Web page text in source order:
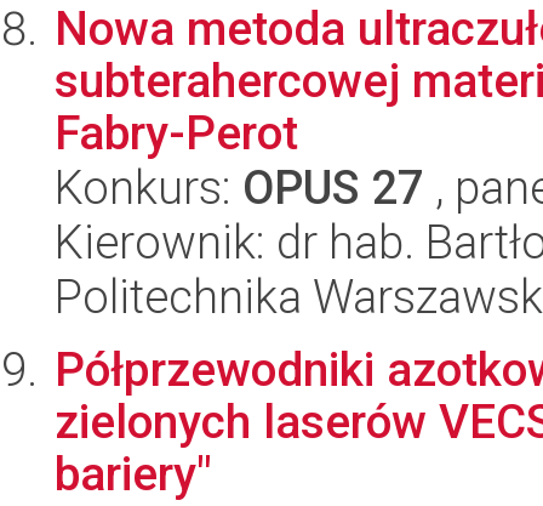
Nowa metoda
subterahercowej
Fabry-Perot
Konkurs: OPUS 27 ,
Kierownik: dr hab.
Politechnika
Półprzewodniki
zielonych laserów
bariery"